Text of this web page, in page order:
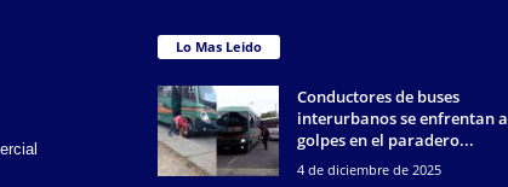
Lo Mas Leido
Conductores de buses
interurbanos se enfrentan a
golpes en el paradero...
4 de diciembre de 2025